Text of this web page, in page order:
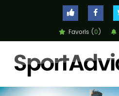
Favoris (0)
COMPARATEUR
CONSEILS